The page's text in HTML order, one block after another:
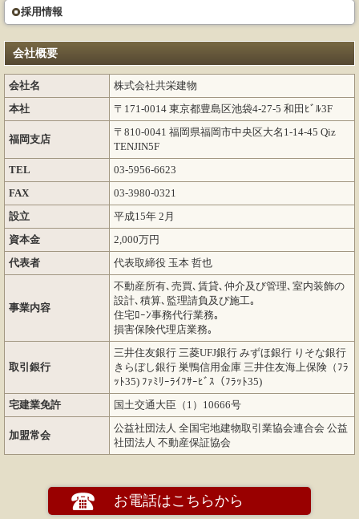
採用情報
会社概要
会社名
株式会社共栄建物
本社
〒171-0014 東京都豊島区池袋4-27-5 和田ﾋﾞﾙ3F
福岡支店
〒810-0041 福岡県福岡市中央区大名1-14-45 Qiz
TENJIN5F
TEL
03-5956-6623
FAX
03-3980-0321
設立
平成15年 2月
資本金
2,000万円
代表者
代表取締役 玉本 哲也
事業内容
不動産所有､売買､賃貸､仲介及び管理､室内装飾の
設計､積算､監理請負及び施工｡
住宅ﾛｰﾝ事務代行業務｡
損害保険代理店業務｡
取引銀行
三井住友銀行 三菱UFJ銀行 みずほ銀行 りそな銀行
きらぼし銀行 巣鴨信用金庫 三井住友海上保険（ﾌﾗ
ｯﾄ35) ﾌｧﾐﾘｰﾗｲﾌｻｰﾋﾞｽ（ﾌﾗｯﾄ35)
宅建業免許
国土交通大臣（1）10666号
加盟常会
公益社団法人 全国宅地建物取引業協会連合会 公益
社団法人 不動産保証協会
お電話はこちらから